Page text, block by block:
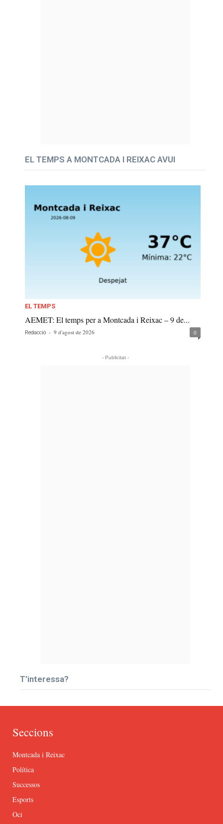
EL TEMPS A MONTCADA I REIXAC AVUI
EL TEMPS
AEMET: El temps per a Montcada i Reixac – 9 de...
Redacció - 9 d'agost de 2026 0
- Publicitat -
T’interessa?
Seccions
Montcada i Reixac
Política
Successos
Esports
Oci